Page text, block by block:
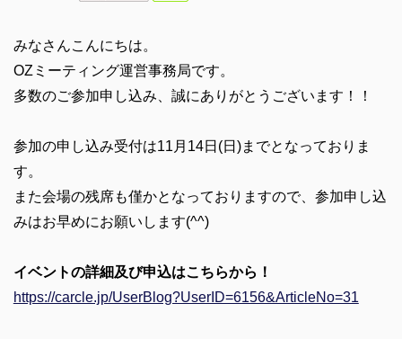
みなさんこんにちは。
OZミーティング運営事務局です。
多数のご参加申し込み、誠にありがとうございます！！
参加の申し込み受付は11月14日(日)までとなっておりま
す。
また会場の残席も僅かとなっておりますので、参加申し込
みはお早めにお願いします(^^)
イベントの詳細及び申込はこちらから！
https://carcle.jp/UserBlog?UserID=6156&ArticleNo=31